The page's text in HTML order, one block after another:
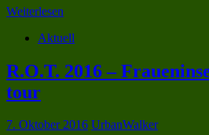
Weiterlesen
Aktuell
R.O.T. 2016 –
tour
7. Oktober 2016 UrbanWalker